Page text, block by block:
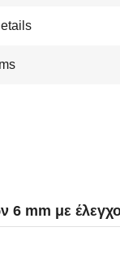
mm με